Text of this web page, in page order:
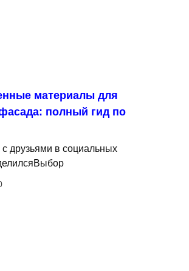
материалы для
полный гид по
с друзьями в социальных